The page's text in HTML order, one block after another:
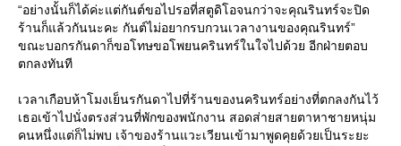
“อย่างนั้นก็ได้ค่ะแต่กันต์ขอไปรอที่สตูดิโอจนกว่าจะคุณรินทร์จะปิด
ร้านก็แล้วกันนะคะ กันต์ไม่อยากรบกวนเวลางานของคุณรินทร์”
ขณะบอกรกันดาก็ขอโทษขอโพยนครินทร์ในใจไปด้วย อีกฝ่ายตอบ
ตกลงทันที
เวลาเกือบห้าโมงเย็นรกันดาไปที่ร้านของนครินทร์อย่างที่ตกลงกันไว้
เธอเข้าไปนั่งตรงส่วนที่พักของพนักงาน สอดส่ายสายตาหาชายหนุ่ม
คนหนึ่งแต่ก็ไม่พบ เจ้าของร้านแวะเวียนเข้ามาพูดคุยด้วยเป็นระยะ